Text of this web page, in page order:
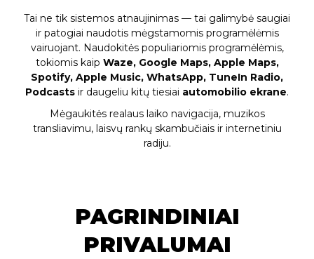
Tai ne tik sistemos atnaujinimas — tai galimybė saugiai
ir patogiai naudotis mėgstamomis programėlėmis
vairuojant. Naudokitės populiariomis programėlėmis,
tokiomis kaip Waze, Google Maps, Apple Maps,
Spotify, Apple Music, WhatsApp, TuneIn Radio,
Podcasts ir daugeliu kitų tiesiai automobilio ekrane.
Mėgaukitės realaus laiko navigacija, muzikos
transliavimu, laisvų rankų skambučiais ir internetiniu
radiju.
PAGRINDINIAI
PRIVALUMAI